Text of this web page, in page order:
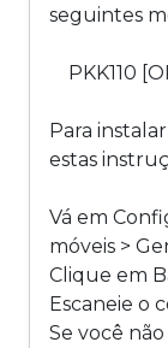
seguintes
PKK110
Para
estas
Vá em
móveis >
Clique em
Escaneie o
Se você